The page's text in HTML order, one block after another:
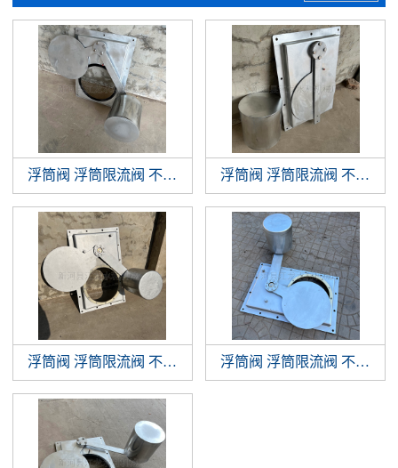
浮筒阀 浮筒限流阀 不锈钢浮筒阀 浮球阀
浮筒阀 浮筒限流阀 不锈钢浮筒阀 浮球阀